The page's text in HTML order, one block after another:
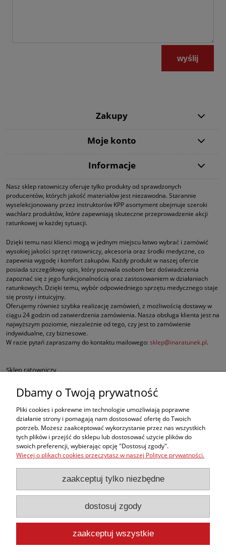
wyślij
Zakupy
Moje konto
Informacje
Nasz sklep ratowniczy oferuje tylko produkty od sprawdzonych
producentów, których jakość materiałów jest niezawodna. Starannie
wyselekcjonowany przez instruktorów KPP asortyment obejmuje szeroki
wachlarz produktów, które zapewniają skuteczne przeprowadzenie akcji
ratunkowej w każdej sytuacji.
Dzięki temu nasi klienci mogą w jednym miejscu łatwo wybrać i zamówić
wysokiej jakości sprzęt ratowniczy, akcesoria oraz środki medyczne, co
zapewnia wygodę i komfort zakupów. Każdy produkt w naszej ofercie
posiada szczegółowy opis, który pozwala osobom bez doświadczenia
zapoznać się z jego funkcjonalnością oraz zastosowaniem w działaniach
ratunkowych. Dzięki temu, wybór odpowiedniego sprzętu medycznego staje
się prosty i intuicyjny.
Oferujemy również szybka realizację zamówień, z możliwością dostawy w
ciągu 24 godzin od zatwierdzenia zamówienia. Nasza obsługa klienta jest na
najwyższym poziomie, niezależnie od tego, czy jest to zamówienie
indywidualne, czy biznesowe.
W razie pytań zapraszamy do kontaktu mailowego: sklep@inaratunek.pl.
Sklep ratowniczy
Defibrylatory AED
Fantomy RKO
Sprzęt ratowniczy dla służb mundurowych
Apteczki pierwszej pomocy
, ale w naszej ofercie znajdą Państwo także inne produkty medyczne
najwyższej jakości, takie jak sprzęt do ewakuacji czy nowoczesne środki do
opatrywania oparzeń i krwotoków.
pokaż pełną wersję strony
Dbamy o Twoją prywatność
Pliki cookies i pokrewne im technologie umożliwiają poprawne
działanie strony i pomagają nam dostosować ofertę do Twoich
potrzeb. Możesz zaakceptować wykorzystanie przez nas wszystkich
tych plików i przejść do sklepu lub dostosować użycie plików do
swoich preferencji, wybierając opcję "Dostosuj zgody".
Więcej o plikach cookies przeczytasz w naszej Polityce prywatności.
zaakceptuj tylko niezbędne
dostosuj zgody
zaakceptuj wszystkie